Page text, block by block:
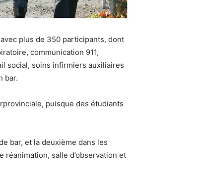
plus de 350 participants, dont
communication 911,
social, soins infirmiers auxiliaires
bar.
puisque des étudiants
bar, et la deuxième dans les
réanimation, salle d’observation et